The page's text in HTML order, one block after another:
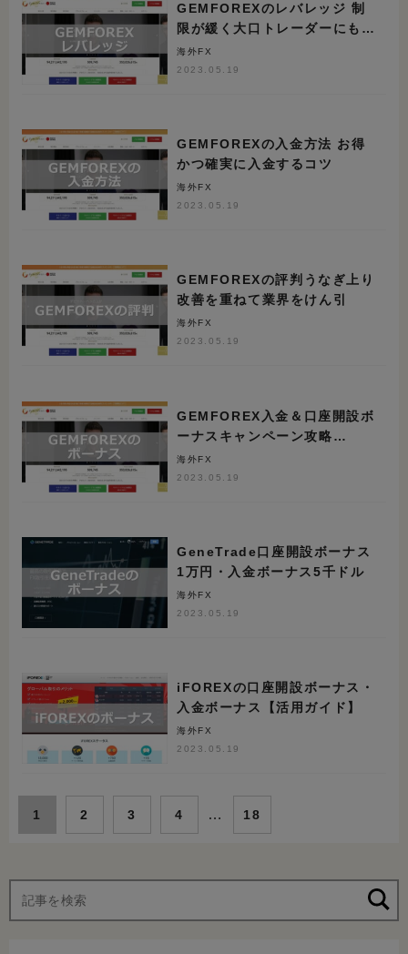
GEMFOREXのレバレッジ 制
限が緩く大口トレーダーにも人
気
海外FX
2023.05.19
GEMFOREXの入金方法 お得
かつ確実に入金するコツ
海外FX
2023.05.19
GEMFOREXの評判うなぎ上り
改善を重ねて業界をけん引
海外FX
2023.05.19
GEMFOREX入金＆口座開設ボ
ーナスキャンペーン攻略
【2022年12月】
海外FX
2023.05.19
GeneTrade口座開設ボーナス
1万円・入金ボーナス5千ドル
海外FX
2023.05.19
iFOREXの口座開設ボーナス・
入金ボーナス【活用ガイド】
海外FX
2023.05.19
1 2 3 4 … 18